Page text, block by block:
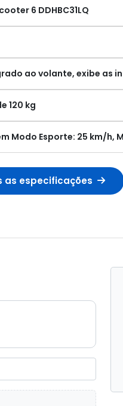
6 DDHBC31LQ
ao volante, exibe as
120 kg
Modo Esporte: 25 km/h,
as especificações